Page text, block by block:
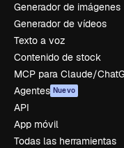
Generador de imágenes
Generador de vídeos
Texto a voz
Contenido de stock
MCP para Claude/
Agentes Nuevo
API
App móvil
Todas las herramientas